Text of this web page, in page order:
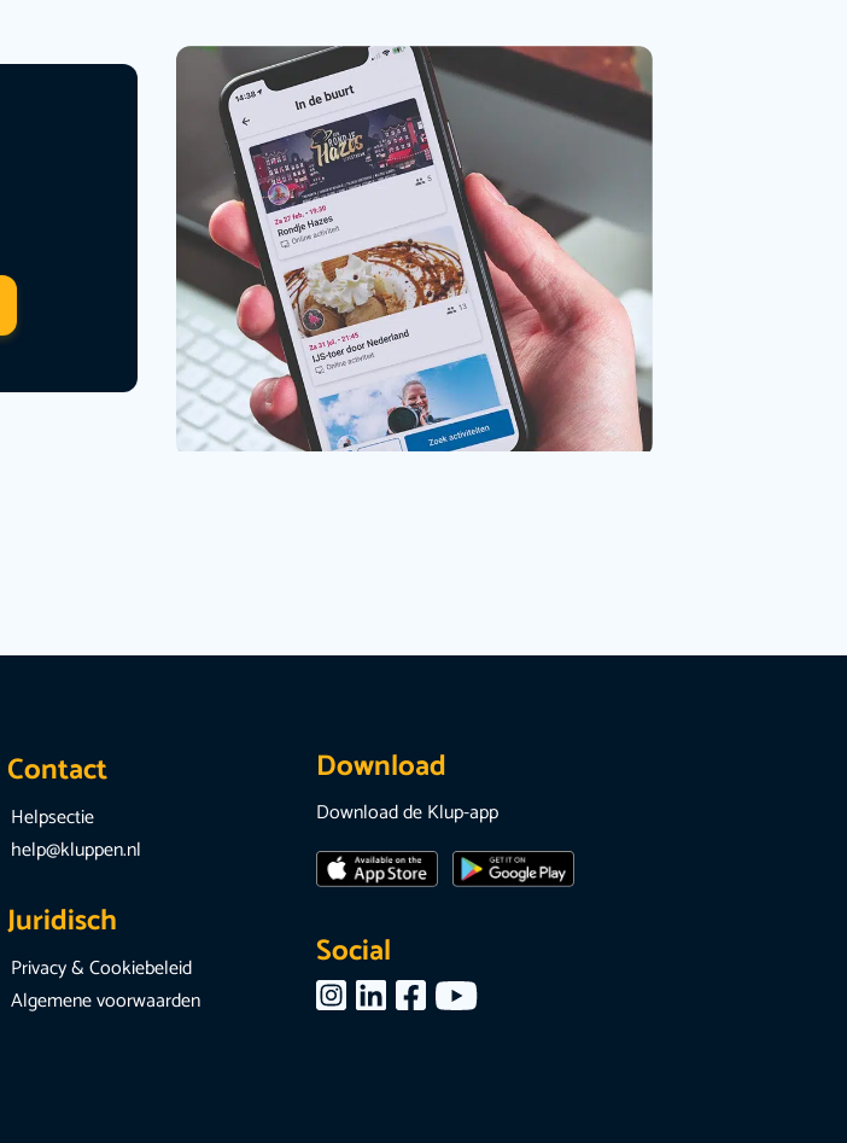
Contact
Helpsectie
help@kluppen.nl
Juridisch
Privacy & Cookiebeleid
Algemene voorwaarden
Download
Download de Klup-app
Social